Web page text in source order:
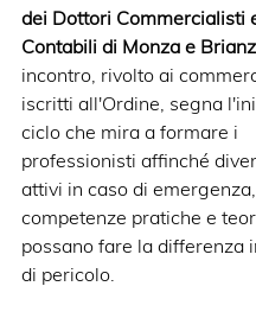
dei Dottori Commercialisti
Contabili di Monza e
incontro, rivolto ai
iscritti all'Ordine, segna
ciclo che mira a formare i
professionisti affinché
attivi in caso di
competenze pratiche e
possano fare la differenza
di pericolo.